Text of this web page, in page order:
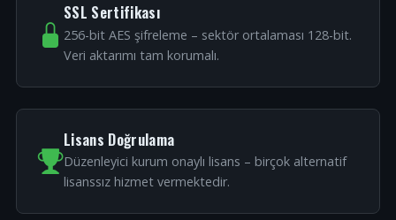
SSL Sertifikası
256-bit AES şifreleme – sektör ortalaması 128-bit.
Veri aktarımı tam korumalı.
Lisans Doğrulama
Düzenleyici kurum onaylı lisans – birçok alternatif
lisanssız hizmet vermektedir.